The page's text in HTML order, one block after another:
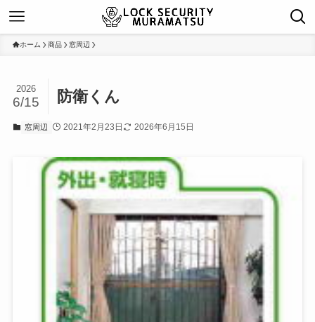
ホーム 商品 窓周辺
防衛くん
2026
6/15
窓周辺 2021年2月23日 2026年6月15日